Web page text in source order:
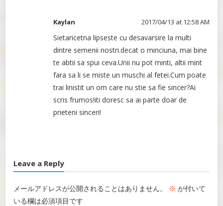
Kaylan 2017/04/13 at 12:58 AM
Sietaricetna lipseste cu desavarsire la multi
dintre semenii nostri.decat o minciuna, mai bine
te abtii sa spui ceva.Unii nu pot minti, altii mint
fara sa li se miste un muschi al fetei.Cum poate
trai linistit un om care nu stie sa fie sincer?Ai
scris frumos!iti doresc sa ai parte doar de
prieteni sinceri!
Leave a Reply
メールアドレスが公開されることはありません。 ※ が付いて
いる欄は必須項目です